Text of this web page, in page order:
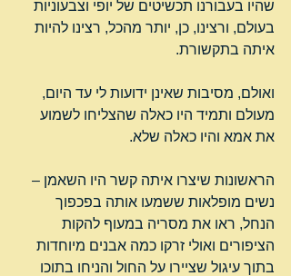
שהיו בעבורנו תכשיטים של יופי וצבעוניות
בעולם, ורצינו, כן, יותר מהכל, רצינו להיות
איתה בתקשורת.
ואולם, מסיבות שאינן ידועות לי עד היום,
מעולם ותמיד היו כאלה שהצליחו לשמוע
את אמא והיו כאלה שלא.
הראשונות שיצרו איתה קשר היו השאמן –
נשים מופלאות ששמעו אותה בפכפוך
הנחל, ראו את מסריה במעוף להקות
הציפורים ואולי זרקו כמה אבנים מיוחדות
בתוך עיגול שציירו על החול והניחו בתוכו